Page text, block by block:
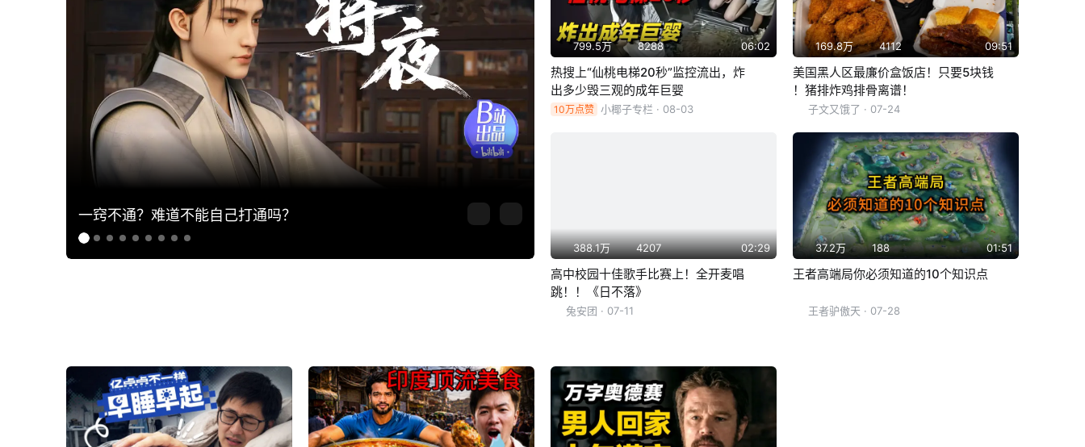
一窍不通？难道不能自己打通吗？
799.5万 8288 06:02
热搜上“仙桃电梯20秒”监控流出，炸
出多少毁三观的成年巨婴
10万点赞 小椰子专栏 · 08-03
169.8万 4112 09:51
美国黑人区最廉价盒饭店！只要5块钱
！猪排炸鸡排骨离谱！
子文又饿了 · 07-24
388.1万 4207 02:29
高中校园十佳歌手比赛上！全开麦唱
跳！！《日不落》
兔安团 · 07-11
37.2万 188 01:51
王者高端局你必须知道的10个知识点
王者驴傲天 · 07-28